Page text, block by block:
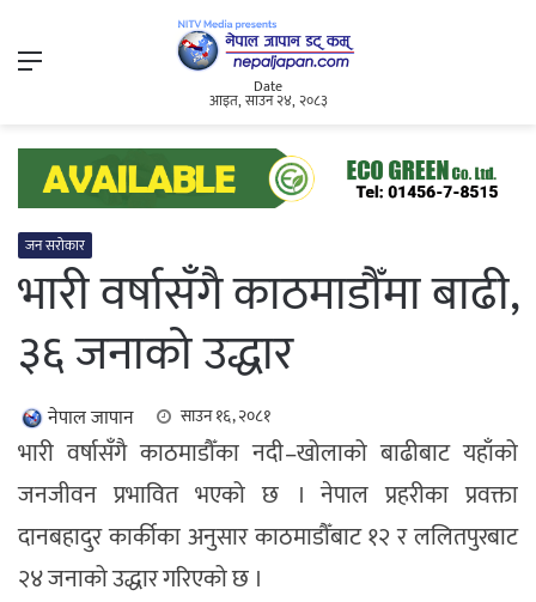
Menu
Date
आइत, साउन २४, २०८३
जन सरोकार
भारी वर्षासँगै काठमाडौँमा बाढी,
३६ जनाको उद्धार
नेपाल जापान साउन १६, २०८१
भारी वर्षासँगै काठमाडौँका नदी–खोलाको बाढीबाट यहाँको
जनजीवन प्रभावित भएको छ । नेपाल प्रहरीका प्रवक्ता
दानबहादुर कार्कीका अनुसार काठमाडौँबाट १२ र ललितपुरबाट
२४ जनाको उद्धार गरिएको छ ।